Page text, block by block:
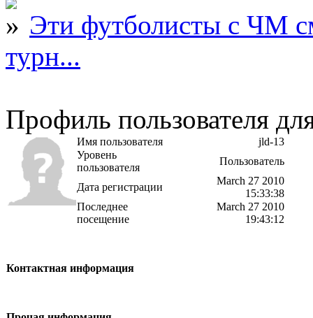
Эти футболисты с ЧМ
турн...
Профиль пользователя
Имя пользователя
jld-13
Уровень
пользователя
Пользователь
Дата регистрации
March 27 2010
15:33:38
Последнее
посещение
March 27 2010
19:43:12
Контактная информация